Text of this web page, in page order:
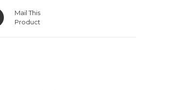
Mail This
Product